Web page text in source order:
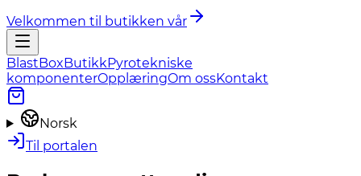
Velkommen til butikken vår
BlastBoxButikkPyrotekniske
komponenterOpplæringOm ossKontakt
Norsk
Til portalen